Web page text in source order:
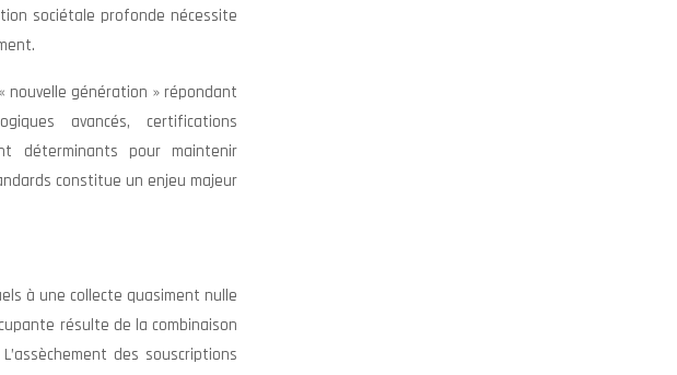
sociétale profonde nécessite
nouvelle génération » répondant
avancés, certifications
déterminants pour maintenir
constitue un enjeu majeur
à une collecte quasiment nulle
résulte de la combinaison
des souscriptions